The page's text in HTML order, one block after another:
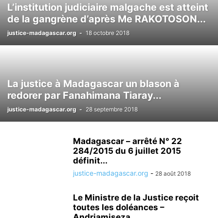
BIANCO CISCO CISCO IOS CISCO MADAGASCAR CONNECTIC
CONSEIL SUPÉRIEUR DE LA MAGISTRATURE À MADAGASCAR
CORRUPTION DANS LES CONCOURS À MADAGASCAR
CORRUPTION MADAGASCAR
ECOLE NATIONALE DE LA MAGISTRATURE ET DES GREFFES DE MADAGASCAR
EMERGENT NETWORK SYSTEMS
FACTURATION ET VIREMENT INTERNATIONAL
FACTURES ET DOMICILIATION EMERGENT HARIMISA NORO VOLOLONA
INFLUENCE ET JUSTICE À MADAGASCAR INSCAE
INTÉRÊTS CIVILS EN ABUS DES BIENS SOCIAUX
INVESTISSEURS À MADAGASCAR
JUGEMENTS FAVORABLES À RANARISON JUSTICE À MADAGASCAR
L'ACTION CIVILE DE L'ASSOCIÉ EST IRRECEVABLE EN ABS
L’institution judiciaire malgache est atteint
de la gangrène d’après Me RAKOTOSON...
justice-madagascar.org - 18 octobre 2018
La justice à Madagascar un blason à
redorer par Fanahimana Tiaray...
justice-madagascar.org - 28 septembre 2018
Madagascar – arrêté N° 22
284/2015 du 6 juillet 2015
définit...
justice-madagascar.org - 28 août 2018
Le Ministre de la Justice reçoit
toutes les doléances –